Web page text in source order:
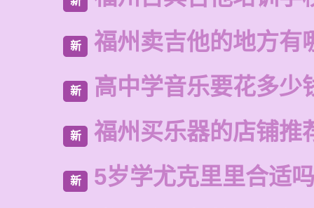
新 福州卖吉他的地方有
新 高中学音乐要花多少
新 福州买乐器的店铺推
新 5岁学尤克里里合适